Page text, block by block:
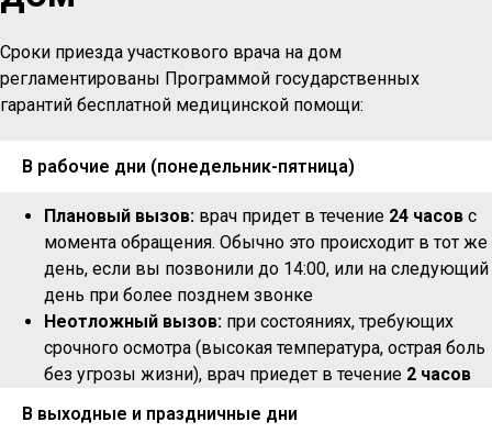
Сроки приезда участкового врача на дом
регламентированы Программой государственных
гарантий бесплатной медицинской помощи:
В рабочие дни (понедельник-пятница)
Плановый вызов: врач придет в течение 24 часов с
момента обращения. Обычно это происходит в тот же
день, если вы позвонили до 14:00, или на следующий
день при более позднем звонке
Неотложный вызов: при состояниях, требующих
срочного осмотра (высокая температура, острая боль
без угрозы жизни), врач приедет в течение 2 часов
В выходные и праздничные дни